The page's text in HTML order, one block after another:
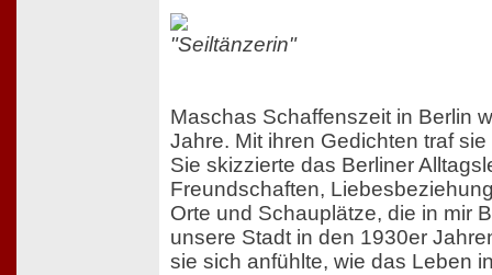
"Seiltänzerin"
Maschas Schaffenszeit in Berlin
Jahre. Mit ihren Gedichten traf
Sie skizzierte das Berliner
Freundschaften,
Orte und Schauplätze, die in mir
unsere Stadt in den 1930er
sie sich anfühlte, wie das Leben